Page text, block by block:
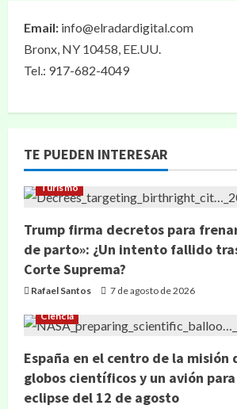
Email: info@elradardigital.com
Bronx, NY 10458, EE.UU.
Tel.: 917-682-4049
TE PUEDEN INTERESAR
Turismo
Trump firma decretos para
de parto»: ¿Un intento fallido
Corte Suprema?
Rafael Santos 7 de agosto de 2026
Ciencia
España en el centro de la misión
globos científicos y un avión
eclipse del 12 de agosto